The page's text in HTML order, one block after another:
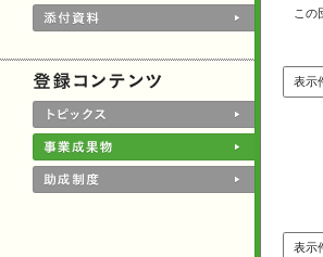
この
表示
表示